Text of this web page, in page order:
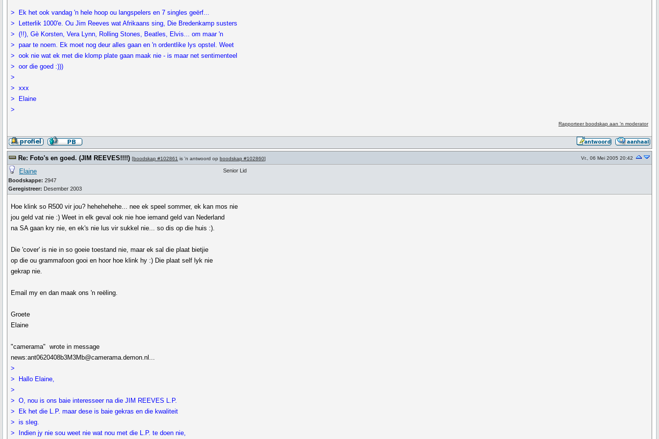
> Ek het ook vandag 'n hele hoop ou langspelers en 7 singles geërf...
> Letterlik 1000'e. Ou Jim Reeves wat Afrikaans sing, Die Bredenkamp susters
> (!!), Gè Korsten, Vera Lynn, Rolling Stones, Beatles, Elvis... om maar 'n
> paar te noem. Ek moet nog deur alles gaan en 'n ordentlike lys opstel. Weet
> ook nie wat ek met die klomp plate gaan maak nie - is maar net sentimenteel
> oor die goed :)))
>
> xxx
> Elaine
>
Rapporteer boodskap aan 'n moderator
Re: Foto's en goed. (JIM REEVES!!!!) [boodskap #102861 is 'n antwoord op boodskap #102860] Vr., 06 Mei 2005 20:42
Elaine
Boodskappe: 2947
Geregistreer: Desember 2003
Senior Lid
Hoe klink so R500 vir jou? hehehehehe... nee ek speel sommer, ek kan mos nie
jou geld vat nie :) Weet in elk geval ook nie hoe iemand geld van Nederland
na SA gaan kry nie, en ek's nie lus vir sukkel nie... so dis op die huis :).
Die 'cover' is nie in so goeie toestand nie, maar ek sal die plaat bietjie
op die ou grammafoon gooi en hoor hoe klink hy :) Die plaat self lyk nie
gekrap nie.
Email my en dan maak ons 'n reëling.
Groete
Elaine
"camerama" wrote in message
news:ant0620408b3M3Mb@camerama.demon.nl...
>
> Hallo Elaine,
>
> O, nou is ons baie interesseer na die JIM REEVES L.P.
> Ek het die L.P. maar dese is baie gekras en die kwaliteit
> is sleg.
> Indien jy nie sou weet nie wat nou met die L.P. te doen nie,